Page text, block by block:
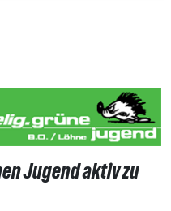
Jugend aktiv zu